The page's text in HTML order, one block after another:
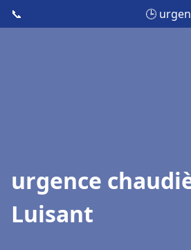
📞 🕒
urgence
Luisant